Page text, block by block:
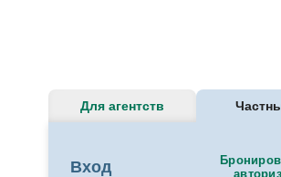
Для агентств
Вход